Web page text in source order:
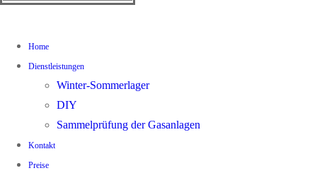
Home
Dienstleistungen
Winter-Sommerlager
DIY
Sammelprüfung der Gasanlagen
Kontakt
Preise